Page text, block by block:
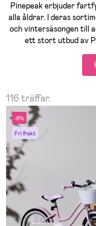
Pinepeak erbjuder
alla åldrar. I deras
och vintersäsongen till
ett stort utbud av
116 träffar.
-6%
Fri frakt